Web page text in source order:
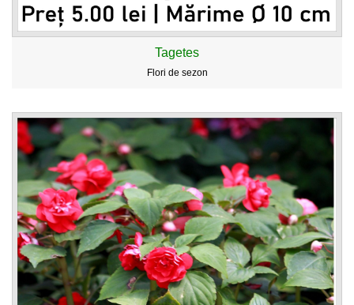
Tagetes
Flori de sezon